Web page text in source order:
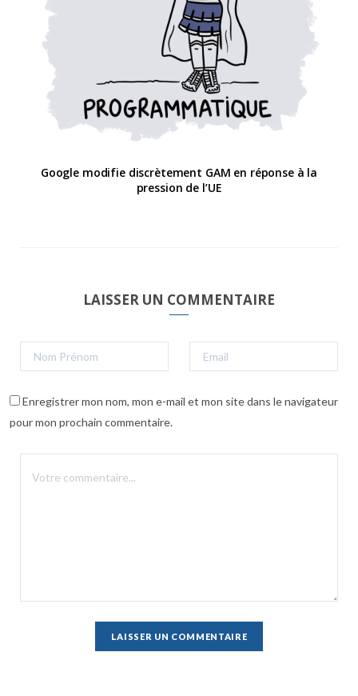
Google modifie discrètement GAM en réponse à la
pression de l’UE
LAISSER UN COMMENTAIRE
Enregistrer mon nom, mon e-mail et mon site dans le navigateur
pour mon prochain commentaire.